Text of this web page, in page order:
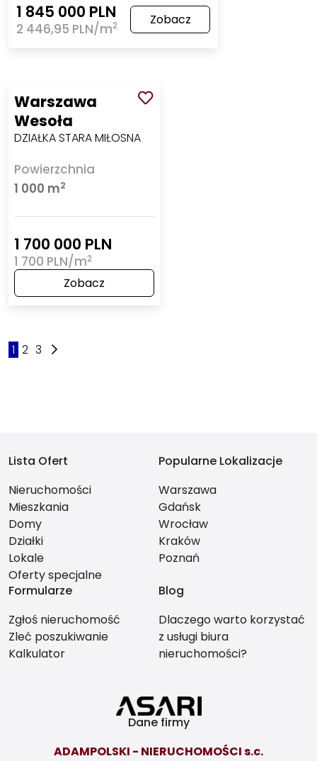
1 845 000 PLN
2 446,95 PLN/m2 Zobacz
Warszawa
Wesoła
DZIAŁKA STARA MIŁOSNA
Powierzchnia
1 000 m2
1 700 000 PLN
1 700 PLN/m2
Zobacz
1 2 3
Lista Ofert
Nieruchomości
Mieszkania
Domy
Działki
Lokale
Oferty specjalne
Popularne Lokalizacje
Warszawa
Gdańsk
Wrocław
Kraków
Poznań
Formularze
Zgłoś nieruchomość
Zleć poszukiwanie
Kalkulator
Blog
Dlaczego warto korzystać
z usługi biura
nieruchomości?
Dane firmy
ADAMPOLSKI - NIERUCHOMOŚCI s.c.